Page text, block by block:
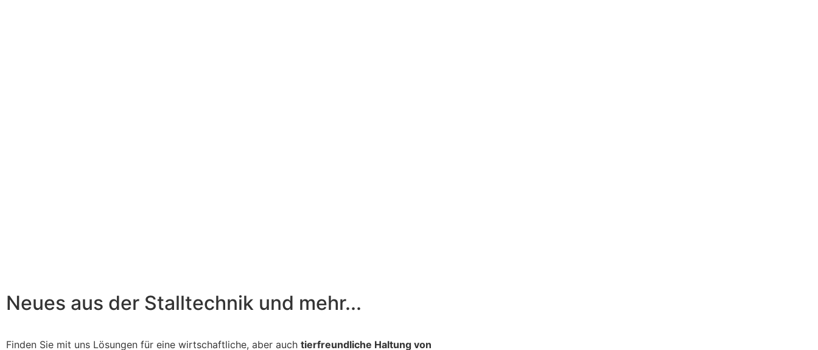
Neues aus der Stalltechnik und mehr...
Finden Sie mit uns Lösungen für eine wirtschaftliche, aber auch tierfreundliche Haltung von